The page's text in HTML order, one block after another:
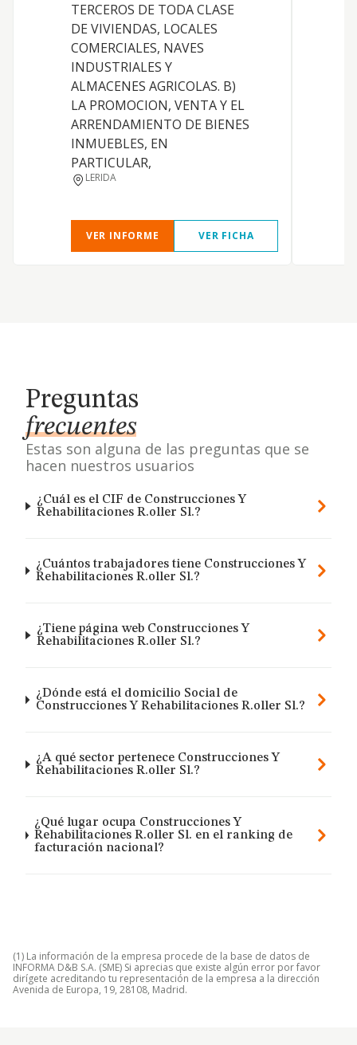
TERCEROS DE TODA CLASE
DE VIVIENDAS, LOCALES
COMERCIALES, NAVES
INDUSTRIALES Y
ALMACENES AGRICOLAS. B)
LA PROMOCION, VENTA Y EL
ARRENDAMIENTO DE BIENES
INMUEBLES, EN
PARTICULAR,
LERIDA
VER INFORME VER FICHA
Preguntas
frecuentes
Estas son alguna de las preguntas que se
hacen nuestros usuarios
¿Cuál es el CIF de Construcciones Y
Rehabilitaciones R.oller Sl.?
¿Cuántos trabajadores tiene Construcciones Y
Rehabilitaciones R.oller Sl.?
¿Tiene página web Construcciones Y
Rehabilitaciones R.oller Sl.?
¿Dónde está el domicilio Social de
Construcciones Y Rehabilitaciones R.oller Sl.?
¿A qué sector pertenece Construcciones Y
Rehabilitaciones R.oller Sl.?
¿Qué lugar ocupa Construcciones Y
Rehabilitaciones R.oller Sl. en el ranking de
facturación nacional?
(1) La información de la empresa procede de la base de datos de
INFORMA D&B S.A. (SME) Si aprecias que existe algún error por favor
dirígete acreditando tu representación de la empresa a la dirección
Avenida de Europa, 19, 28108, Madrid.